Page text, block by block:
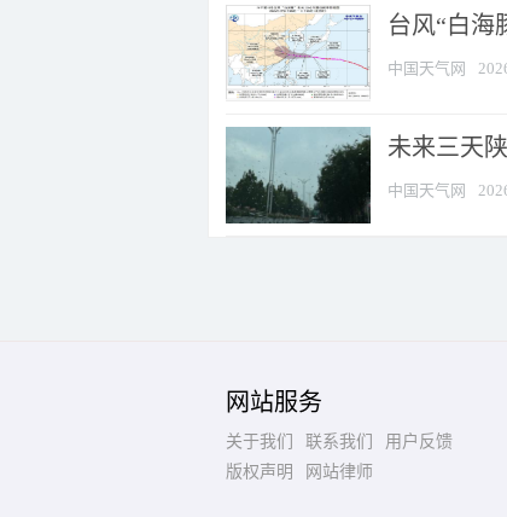
台风“白海
中国天气网
未来三天
中国天气网
网站服务
关于我们 联系我们
用户反馈
版权声明
网站律师